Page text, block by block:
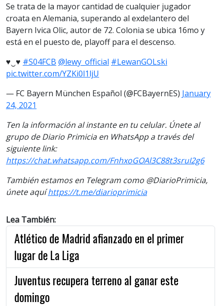
Se trata de la mayor cantidad de cualquier jugador
croata en Alemania, superando al exdelantero del
Bayern Ivica Olic, autor de 72. Colonia se ubica 16mo y
está en el puesto de, playoff para el descenso.
♥‿♥ #S04FCB @lewy_official #LewanGOLski
pic.twitter.com/YZKi0l1ljU
— FC Bayern München Español (@FCBayernES) January
24, 2021
Ten la información al instante en tu celular. Únete al
grupo de Diario Primicia en WhatsApp a través del
siguiente link:
https://chat.whatsapp.com/FnhxoGOAl3C88t3sruI2g6
También estamos en Telegram como @DiarioPrimicia,
únete aquíhttps://t.me/diarioprimicia
Lea También:
Atlético de Madrid afianzado en el primer
lugar de La Liga
Juventus recupera terreno al ganar este
domingo